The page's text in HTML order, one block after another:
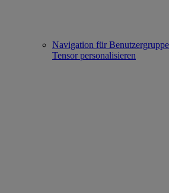
Navigation für
Tensor personalisieren